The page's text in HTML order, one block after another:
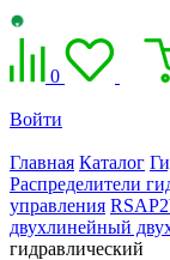
0
Войти
Главная Каталог
Распределители
управления
двухлинейный
гидравлический